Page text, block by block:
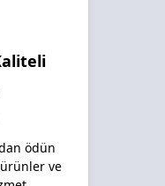
ödün
ve